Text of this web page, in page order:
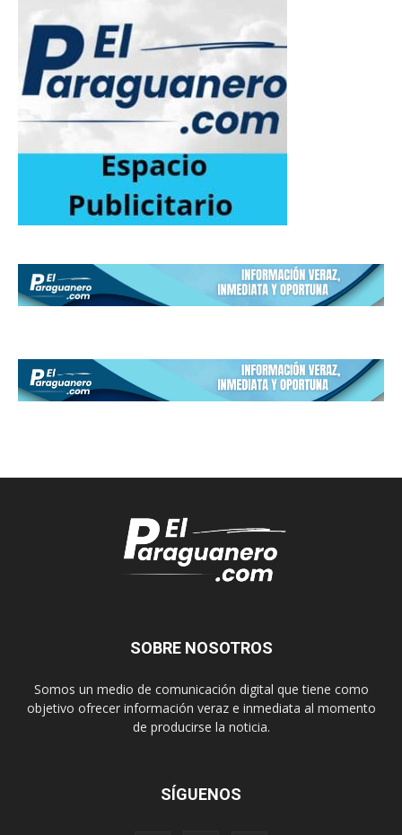
SOBRE NOSOTROS
Somos un medio de comunicación digital que tiene como
objetivo ofrecer información veraz e inmediata al momento
de producirse la noticia.
SÍGUENOS